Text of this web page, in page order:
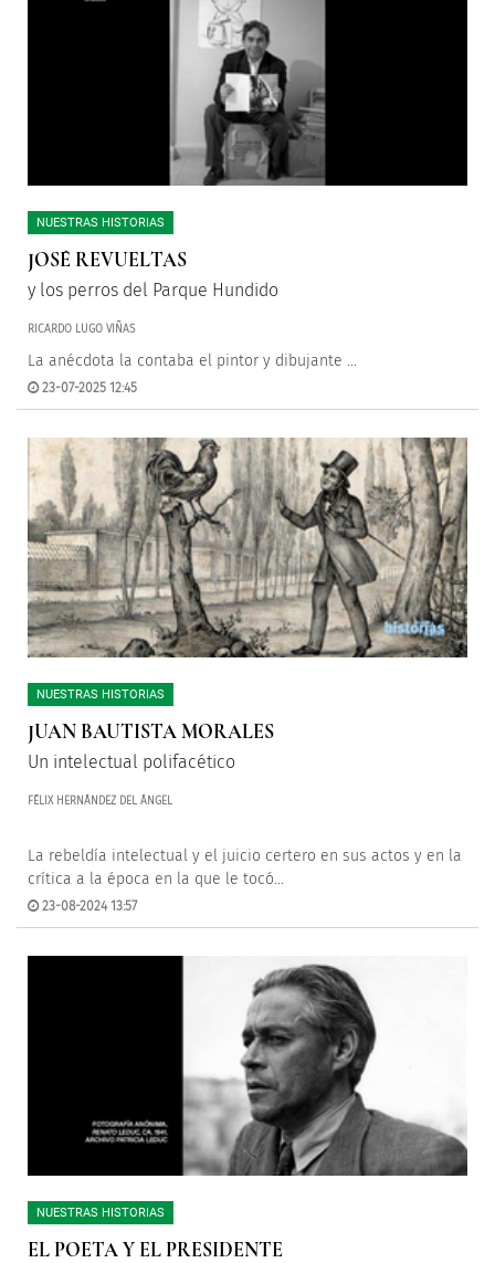
NUESTRAS HISTORIAS
JOSÉ REVUELTAS
y los perros del Parque Hundido
RICARDO LUGO VIÑAS
La anécdota la contaba el pintor y dibujante ...
23-07-2025 12:45
NUESTRAS HISTORIAS
JUAN BAUTISTA MORALES
Un intelectual polifacético
FÉLIX HERNÁNDEZ DEL ÁNGEL
La rebeldía intelectual y el juicio certero en sus actos y en la
crítica a la época en la que le tocó...
23-08-2024 13:57
NUESTRAS HISTORIAS
EL POETA Y EL PRESIDENTE